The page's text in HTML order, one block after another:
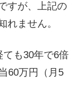
すが、上記の
れません。
ても30年で6倍
60万円（月5